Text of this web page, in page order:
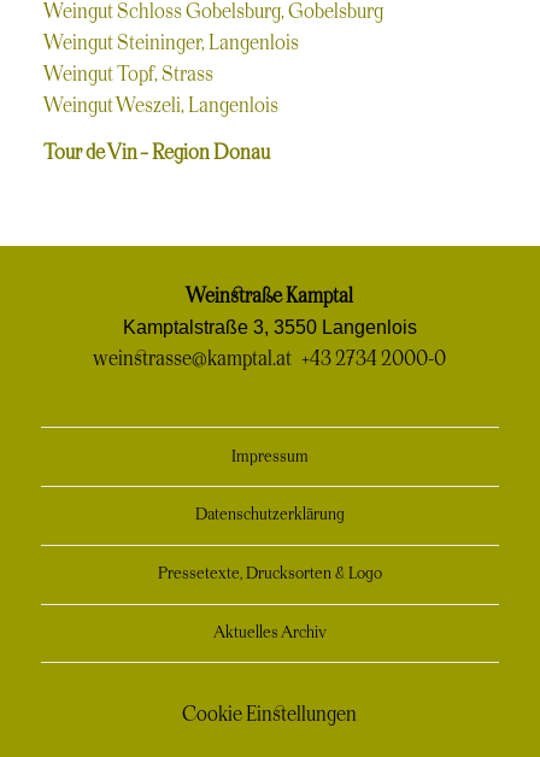
Weingut Schloss Gobelsburg, Gobelsburg
Weingut Steininger, Langenlois
Weingut Topf, Strass
Weingut Weszeli, Langenlois
Tour de Vin – Region Donau
Weinstraße Kamptal
Kamptalstraße 3, 3550 Langenlois
weinstrasse@kamptal.at +43 2734 2000-0
Impressum
Datenschutzerklärung
Pressetexte, Drucksorten & Logo
Aktuelles Archiv
Cookie Einstellungen